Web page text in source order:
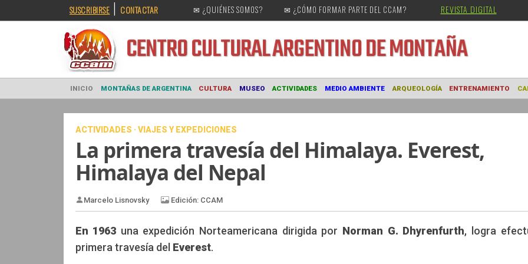
SUSCRIBIRSE | CONTACTAR ✉ ¿QUIÉNES SOMOS? ✉ ¿CÓMO FORMAR PARTE DEL CCAM? REVISTA DIGITAL
CENTRO CULTURALARGENTINO DE MONTAÑA
INICIO MONTAÑAS DE ARGENTINA CULTURA MUSEO ACTIVIDADES MEDIO AMBIENTE ARQUEOLOGÍA
ACTIVIDADES · VIAJES Y EXPEDICIONES
La primera travesía del Himalaya. Everest,
Himalaya del Nepal
Marcelo Lisnovsky
En 1963 una expedición Norteamericana dirigida por Norman G. Dhyrenfurth, logra
primera travesía del Everest.